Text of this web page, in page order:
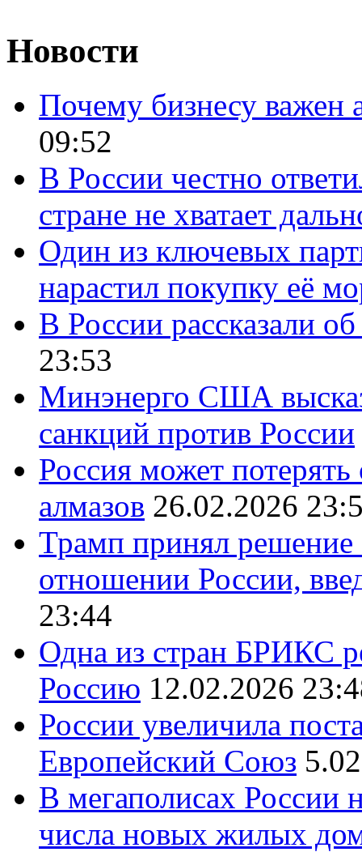
Новости
Почему бизнесу важен
09:52
В России честно
стране не хватает
Один из ключевых
нарастил покупку её
В России рассказали
23:53
Минэнерго США
санкций против России
Россия может
алмазов 26.02.2026
Трамп принял решение
отношении России,
23:44
Одна из стран БРИКС
Россию 12.02.2026
России увеличила
Европейский Союз
В мегаполисах России
числа новых жилых